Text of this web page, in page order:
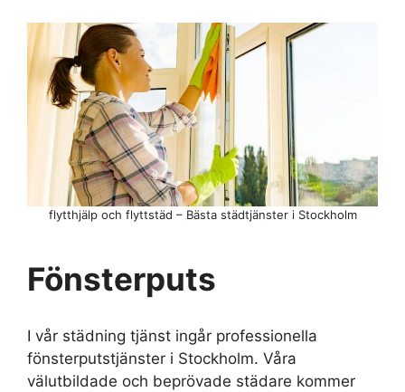
flytthjälp och flyttstäd – Bästa städtjänster i Stockholm
Fönsterputs
I vår städning tjänst ingår professionella
fönsterputstjänster i Stockholm. Våra
välutbildade och beprövade städare kommer